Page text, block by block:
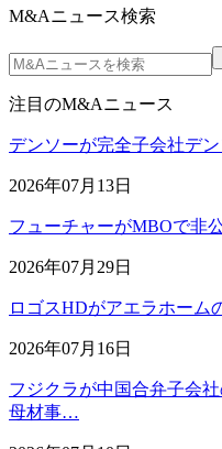
M&Aニュース検索
注目のM&Aニュース
デンソーが完全子会社デ
2026年07月13日
フューチャーがMBOで非
2026年07月29日
ロゴスHDがアエラホーム
2026年07月16日
フジクラが中国合弁子会
母材事…